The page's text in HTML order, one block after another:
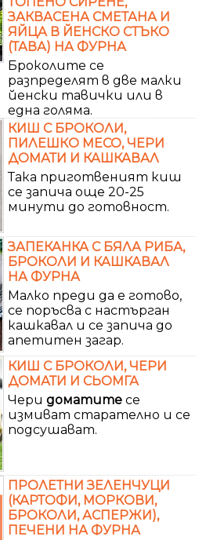
ЗАКВАСЕНА СМЕТАНА И
ЯЙЦА В ЙЕНСКО СТЪКО
(ТАВА) НА ФУРНА
Броколите се
разпределят в две малки
йенски тавички или в
една голяма.
КИШ С БРОКОЛИ,
ПИЛЕШКО МЕСО, ЧЕРИ
ДОМАТИ И КАШКАВАЛ
Така приготвеният киш
се запича още 20-25
минути до готовност.
ЗАПЕКАНКА С БЯЛА РИБА,
БРОКОЛИ И КАШКАВАЛ
НА ФУРНА
Малко преди да е готово,
се поръсва с настърган
кашкавал и се запича до
апетитен загар.
КИШ С БРОКОЛИ, ЧЕРИ
ДОМАТИ И СЬОМГА
Чери доматите се
измиват старателно и се
подсушават.
ПРОЛЕТНИ ЗЕЛЕНЧУЦИ
(КАРТОФИ, МОРКОВИ,
БРОКОЛИ, АСПЕРЖИ),
ПЕЧЕНИ НА ФУРНА